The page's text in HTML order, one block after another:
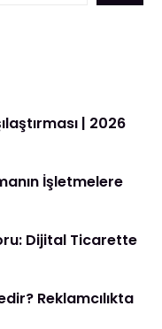
| 2026
İşletmelere
Dijital Ticarette
Reklamcılıkta